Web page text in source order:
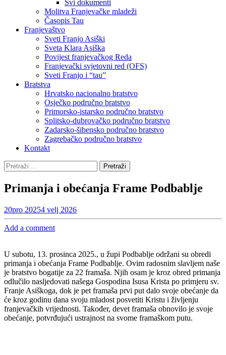
Svi dokumenti
Molitva Franjevačke mladeži
Časopis Tau
Franjevaštvo
Sveti Franjo Asiški
Sveta Klara Asiška
Povijest franjevačkog Reda
Franjevački svjetovni red (OFS)
Sveti Franjo i “tau”
Bratstva
Hrvatsko nacionalno bratstvo
Osječko područno bratstvo
Primorsko-istarsko područno bratstvo
Splitsko-dubrovačko područno bratstvo
Zadarsko-šibensko područno bratstvo
Zagrebačko područno bratstvo
Kontakt
Pretraži:
Primanja i obećanja Frame Podbablje
20pro 20254 velj 2026
Add a comment
U subotu, 13. prosinca 2025., u župi Podbablje održani su obredi
primanja i obećanja Frame Podbablje. Ovim radosnim slavljem naše
je bratstvo bogatije za 22 framaša. Njih osam je kroz obred primanja
odlučilo nasljedovati našega Gospodina Isusa Krista po primjeru sv.
Franje Asiškoga, dok je pet framaša prvi put dalo svoje obećanje da
će kroz godinu dana svoju mladost posvetiti Kristu i življenju
franjevačkih vrijednosti. Također, devet framaša obnovilo je svoje
obećanje, potvrđujući ustrajnost na svome framaškom putu.